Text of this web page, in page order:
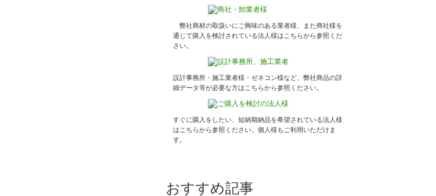
弊社商材の取扱いにご興味のある業者様、また商社様を
通じて購入を検討されている法人様はこちらから参照くだ
さい。
設計事務所・施工業者様・ゼネコン様など、弊社商品の詳
細データ等が必要な方はこちらから参照ください。
すぐに購入をしたい、短納期納品を希望されている法人様
はこちらから参照ください。個人様もご利用いただけま
す。
おすすめ記事